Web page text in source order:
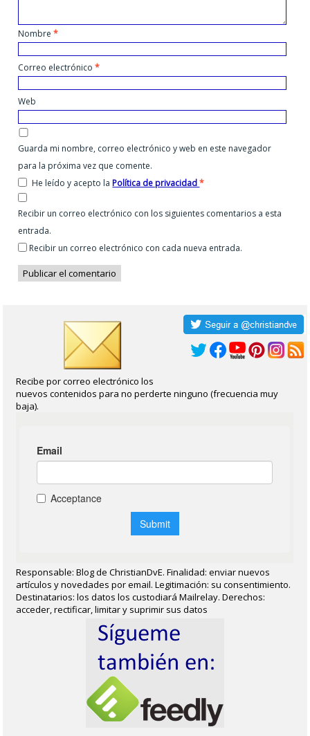
Nombre*
Correo electrónico*
Web
Guarda mi nombre, correo electrónico y web en este navegador
para la próxima vez que comente.
He leído y acepto laPolítica de privacidad*
Recibir un correo electrónico con los siguientes comentarios a esta
entrada.
Recibir un correo electrónico con cada nueva entrada.
Recibe por correo electrónico los
nuevos contenidos para no perderte ninguno (frecuencia muy
baja).
Responsable: Blog de ChristianDvE. Finalidad: enviar nuevos
artículos y novedades por email. Legitimación: su consentimiento.
Destinatarios: los datos los custodiará Mailrelay. Derechos:
acceder, rectificar, limitar y suprimir sus datos